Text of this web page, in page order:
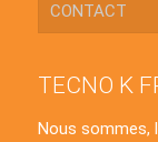
CONTACT
TECNO K
Nous sommes,